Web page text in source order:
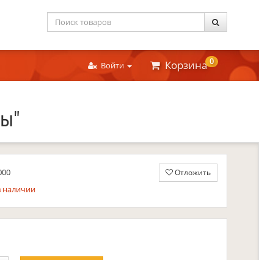
Войти Корзина0
наличии
Отложить